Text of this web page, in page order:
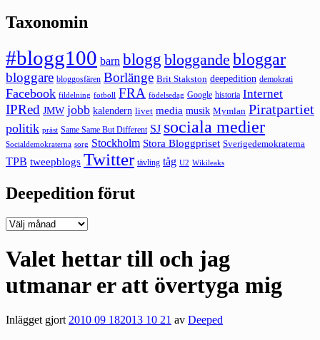
Taxonomin
#blogg100 barn blogg bloggande bloggar
bloggare bloggosfären Borlänge Brit Stakston deepedition demokrati
Facebook fildelning fotboll FRA födelsedag Google historia Internet
IPRed JMW jobb kalendern livet media musik Mymlan Piratpartiet
politik präst Same Same But Different SJ sociala medier
Socialdemokraterna sorg Stockholm Stora Bloggpriset Sverigedemokraterna
TPB tweepblogs Twitter tävling tåg U2 Wikileaks
Deepedition förut
Deepedition
Valet hettar till och jag
utmanar er att övertyga mig
Inlägget gjort2010 09 182013 10 21 av Deeped